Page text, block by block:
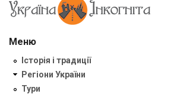
Меню
Історія і традиції
Регіони України
Тури